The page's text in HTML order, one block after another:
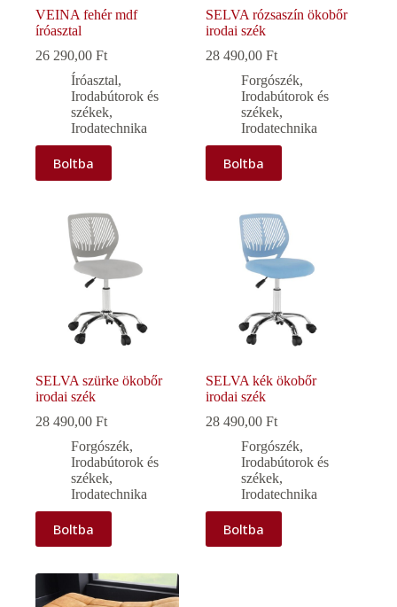
VEINA fehér mdf
íróasztal
26 290,00 Ft
Íróasztal,
Irodabútorok és
székek,
Irodatechnika
Boltba
SELVA rózsaszín ökobőr
irodai szék
28 490,00Ft
Forgószék,
Irodabútorok és
székek,
Irodatechnika
Boltba
SELVA szürke ökobőr
irodai szék
28 490,00 Ft
Forgószék,
Irodabútorok és
székek,
Irodatechnika
Boltba
SELVA kék ökobőr
irodai szék
28 490,00Ft
Forgószék,
Irodabútorok és
székek,
Irodatechnika
Boltba